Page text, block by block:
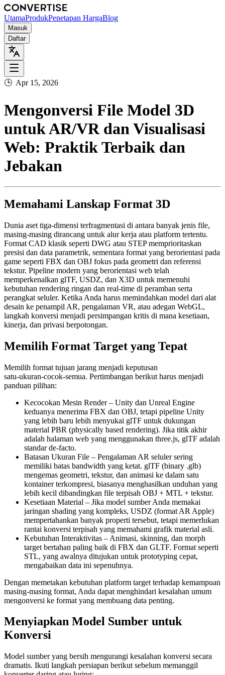
UtamaProdukPenetapan HargaBlog
Masuk
Daftar
🕒 Apr 15, 2026
Mengonversi File Model 3D
untuk AR/VR dan Visualisasi
Web: Praktik Terbaik dan
Jebakan
Memahami Lanskap Format 3D
Dunia aset tiga‑dimensi terfragmentasi di antara banyak jenis file,
masing‑masing dirancang untuk alur kerja atau platform tertentu.
Format CAD klasik seperti DWG atau STEP memprioritaskan
presisi dan data parametrik, sementara format yang berorientasi pada
game seperti FBX dan OBJ fokus pada geometri dan referensi
tekstur. Pipeline modern yang berorientasi web telah
memperkenalkan glTF, USDZ, dan X3D untuk memenuhi
kebutuhan rendering ringan dan real‑time di peramban serta
perangkat seluler. Ketika Anda harus memindahkan model dari alat
desain ke penampil AR, pengalaman VR, atau adegan WebGL,
langkah konversi menjadi persimpangan kritis di mana kesetiaan,
kinerja, dan privasi berpotongan.
Memilih Format Target yang Tepat
Memilih format tujuan jarang menjadi keputusan
satu‑ukuran‑cocok‑semua. Pertimbangan berikut harus menjadi
panduan pilihan:
Kecocokan Mesin Render– Unity dan Unreal Engine
keduanya menerima FBX dan OBJ, tetapi pipeline Unity
yang lebih baru lebih menyukai glTF untuk dukungan
material PBR (physically based rendering). Jika titik akhir
adalah halaman web yang menggunakan three.js, glTF adalah
standar de‑facto.
Batasan Ukuran File – Pengalaman AR seluler sering
memiliki batas bandwidth yang ketat. glTF (binary .glb)
mengemas geometri, tekstur, dan animasi ke dalam satu
kontainer terkompresi, biasanya menghasilkan unduhan yang
lebih kecil dibandingkan file terpisah OBJ + MTL + tekstur.
Kesetiaan Material – Jika model sumber Anda memakai
jaringan shading yang kompleks, USDZ (format AR Apple)
mempertahankan banyak properti tersebut, tetapi memerlukan
rantai konversi terpisah yang memahami grafik material asli.
Kebutuhan Interaktivitas – Animasi, skinning, dan morph
target bertahan paling baik di FBX dan GLTF. Format seperti
STL, yang awalnya ditujukan untuk prototyping cepat,
mengabaikan data ini sepenuhnya.
Dengan memetakan kebutuhan platform target terhadap kemampuan
masing‑masing format, Anda dapat menghindari kesalahan umum
mengonversi ke format yang membuang data penting.
Menyiapkan Model Sumber untuk
Konversi
Model sumber yang bersih mengurangi kesalahan konversi secara
dramatis. Ikuti langkah persiapan berikut sebelum memanggil